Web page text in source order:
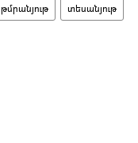
թմրանյութ տեսանյութ